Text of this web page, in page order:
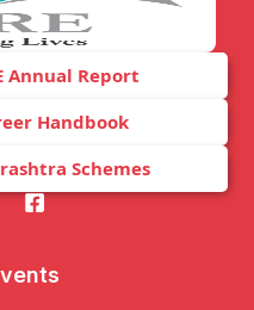
Annual Report
Handbook
Schemes